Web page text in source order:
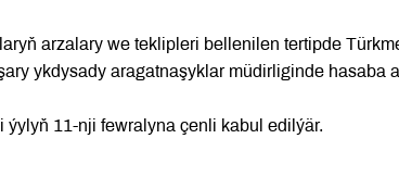
arzalary we teklipleri bellenilen tertipde
ykdysady aragatnaşyklar müdirliginde hasaba
11-nji fewralyna çenli kabul edilýär.